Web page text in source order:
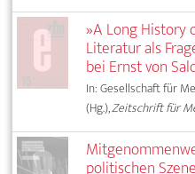
»A Long History
Literatur als
bei Ernst von
In: Gesellschaft für
(Hg.),Zeitschrift für
politischen